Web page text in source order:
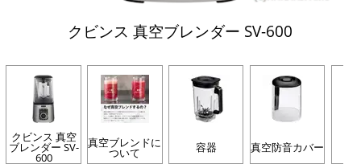
クビンス 真空ブレンダー SV-600
クビンス 真空
ブレンダー SV-
600
真空ブレンドに
ついて 容器 真空防音カバー